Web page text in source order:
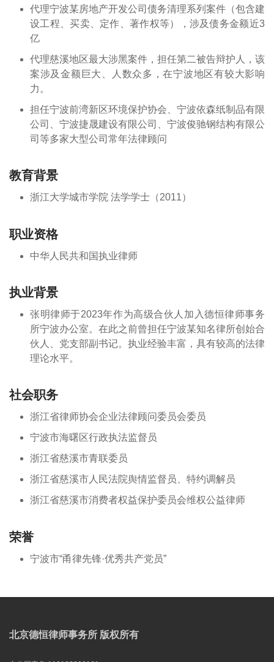
代理宁波某房地产开发公司债务清理系列案件（包含建
设工程、买卖、定作、著作权等），涉及债务金额近3
亿
代理慈溪地区最大涉黑案件，担任第二被告辩护人，该
案涉及金额巨大、人数众多，在宁波地区有较大影响
力。
担任宁波前湾新区环境保护协会、宁波依森纸制品有限
公司、宁波捷晟建设有限公司、宁波俊驰钢结构有限公
司等多家大型公司常年法律顾问
教育背景
浙江大学城市学院 法学学士（2011）
职业资格
中华人民共和国执业律师
执业背景
张明律师于2023年作为高级合伙人加入德恒律师事务
所宁波办公室。在此之前曾担任宁波某知名律所创始合
伙人、党支部副书记。执业经验丰富，具有较高的法律
理论水平。
社会职务
浙江省律师协会企业法律顾问委员会委员
宁波市海曙区行政执法监督员
浙江省慈溪市青联委员
浙江省慈溪市人民法院舆情监督员、特约调解员
浙江省慈溪市消费者权益保护委员会维权公益律师
荣誉
宁波市“甬律先锋·优秀共产党员”
北京德恒律师事务所 版权所有